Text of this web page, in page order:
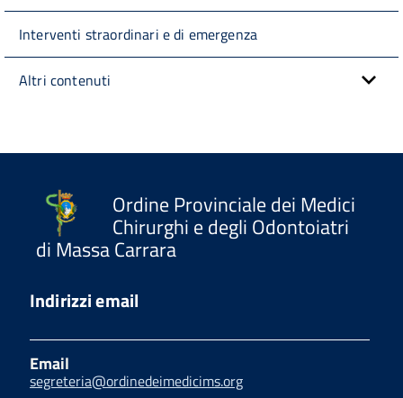
Interventi straordinari e di emergenza
Altri contenuti
Ordine Provinciale dei Medici
Chirurghi e degli Odontoiatri
di Massa Carrara
Indirizzi email
Email
segreteria@ordinedeimedicims.org